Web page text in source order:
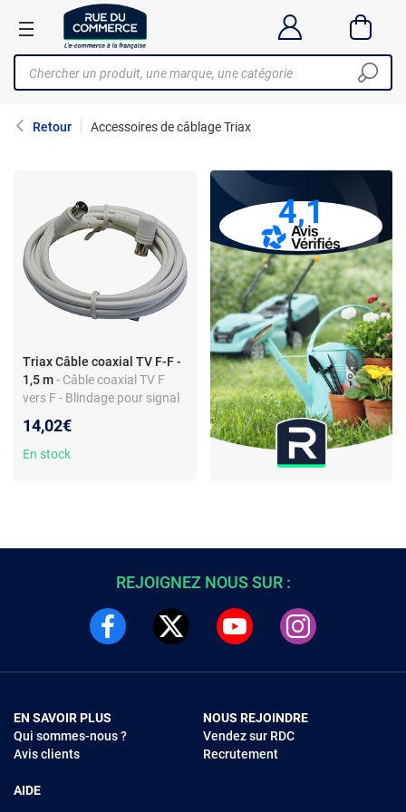
Retour Accessoires de câblage Triax
Triax Câble coaxial TV F-F -
1,5 m- Câble coaxial TV F
vers F - Blindage pour signal
Couleur blanche
14,02€
En stock
4,1
REJOIGNEZ NOUS SUR :
EN SAVOIR PLUS
Qui sommes-nous ?
Avis clients
AIDE
NOUS REJOINDRE
Vendez sur RDC
Recrutement